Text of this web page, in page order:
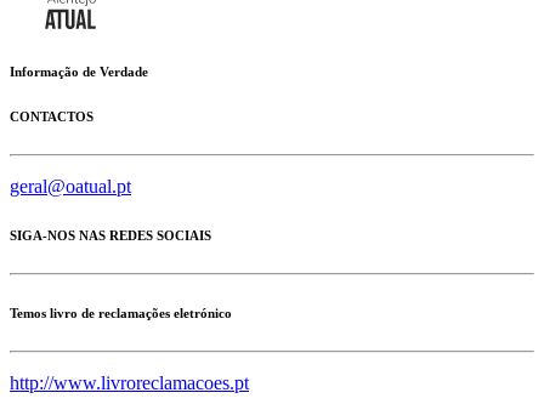
Informação de Verdade
CONTACTOS
geral@oatual.pt
SIGA-NOS NAS REDES SOCIAIS
Temos livro de reclamações eletrónico
http://www.livroreclamacoes.pt